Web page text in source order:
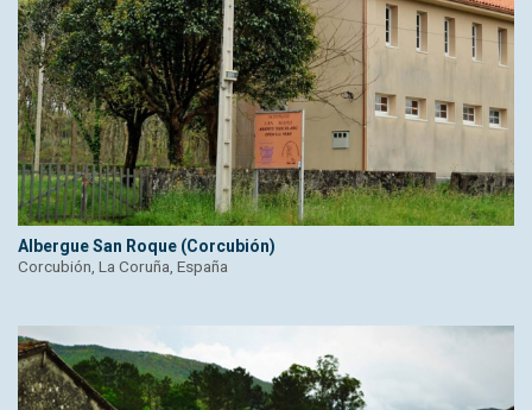
Albergue San Roque (Corcubión)
Corcubión, La Coruña, España